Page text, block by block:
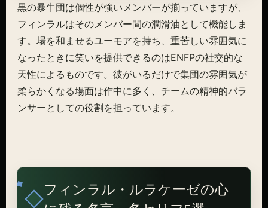
黒の暴牛団は個性が強いメンバーが揃っていますが、
フィンラルはそのメンバー間の潤滑油として機能しま
す。場を和ませるユーモアを持ち、重苦しい雰囲気に
なったときに笑いを提供できるのはENFPの社交的な
天性によるものです。彼がいるだけで集団の雰囲気が
柔らかくなる場面は作中に多く、チームの精神的バラ
ンサーとしての役割を担っています。
フィンラル・ルラケーゼの心